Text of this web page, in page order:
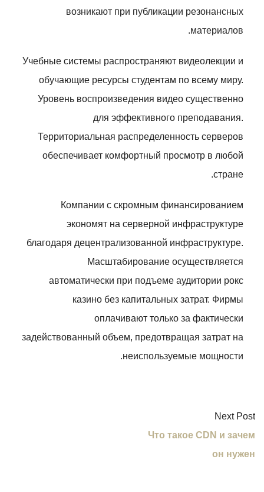
возникают при публикации резонансных
материалов.
Учебные системы распространяют видеолекции и
обучающие ресурсы студентам по всему миру.
Уровень воспроизведения видео существенно
для эффективного преподавания.
Территориальная распределенность серверов
обеспечивает комфортный просмотр в любой
стране.
Компании с скромным финансированием
экономят на серверной инфраструктуре
благодаря децентрализованной инфраструктуре.
Масштабирование осуществляется
автоматически при подъеме аудитории рокс
казино без капитальных затрат. Фирмы
оплачивают только за фактически
задействованный объем, предотвращая затрат на
неиспользуемые мощности.
Next Post
Что такое CDN и зачем
он нужен